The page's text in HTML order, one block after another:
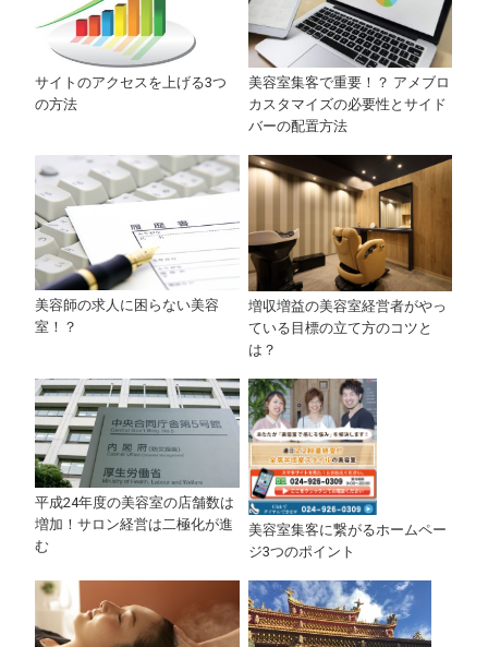
サイトのアクセスを上げる3つ
の方法
美容室集客で重要！？ アメブロ
カスタマイズの必要性とサイド
バーの配置方法
美容師の求人に困らない美容
室！？
増収増益の美容室経営者がやっ
ている目標の立て方のコツと
は？
平成24年度の美容室の店舗数は
増加！サロン経営は二極化が進
む
美容室集客に繋がるホームペー
ジ3つのポイント